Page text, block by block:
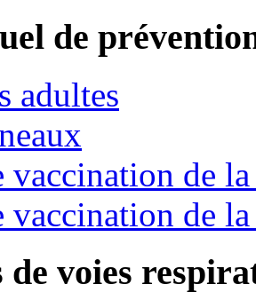
de
adultes
vaccination de
vaccination de
voies